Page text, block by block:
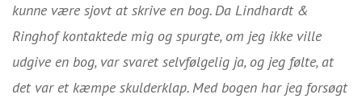
kunne være sjovt at skrive en bog. Da Lindhardt &
Ringhof kontaktede mig og spurgte, om jeg ikke ville
udgive en bog, var svaret selvfølgelig ja, og jeg følte, at
det var et kæmpe skulderklap. Med bogen har jeg forsøgt